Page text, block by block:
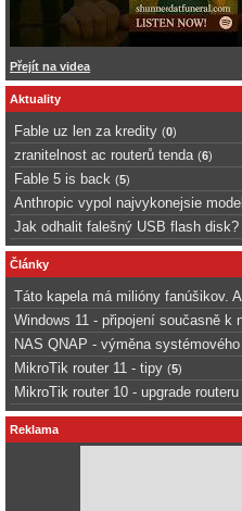
Přejít na videa
Aktuality
Fable uz len za kredity (0)
zranitelnost ac routerů tenda (6)
Fable 5 is back (5)
Anthropic vypol najvykonejsie
Jak odhalit falešný USB flash disk?
Články
Táto kapela má milióny fanúšikov.
Windows 11 - připojení současně k
NAS QNAP - výměna
MikroTik router 11 - tipy (5)
MikroTik router 10 - upgrade routeru
Reklama